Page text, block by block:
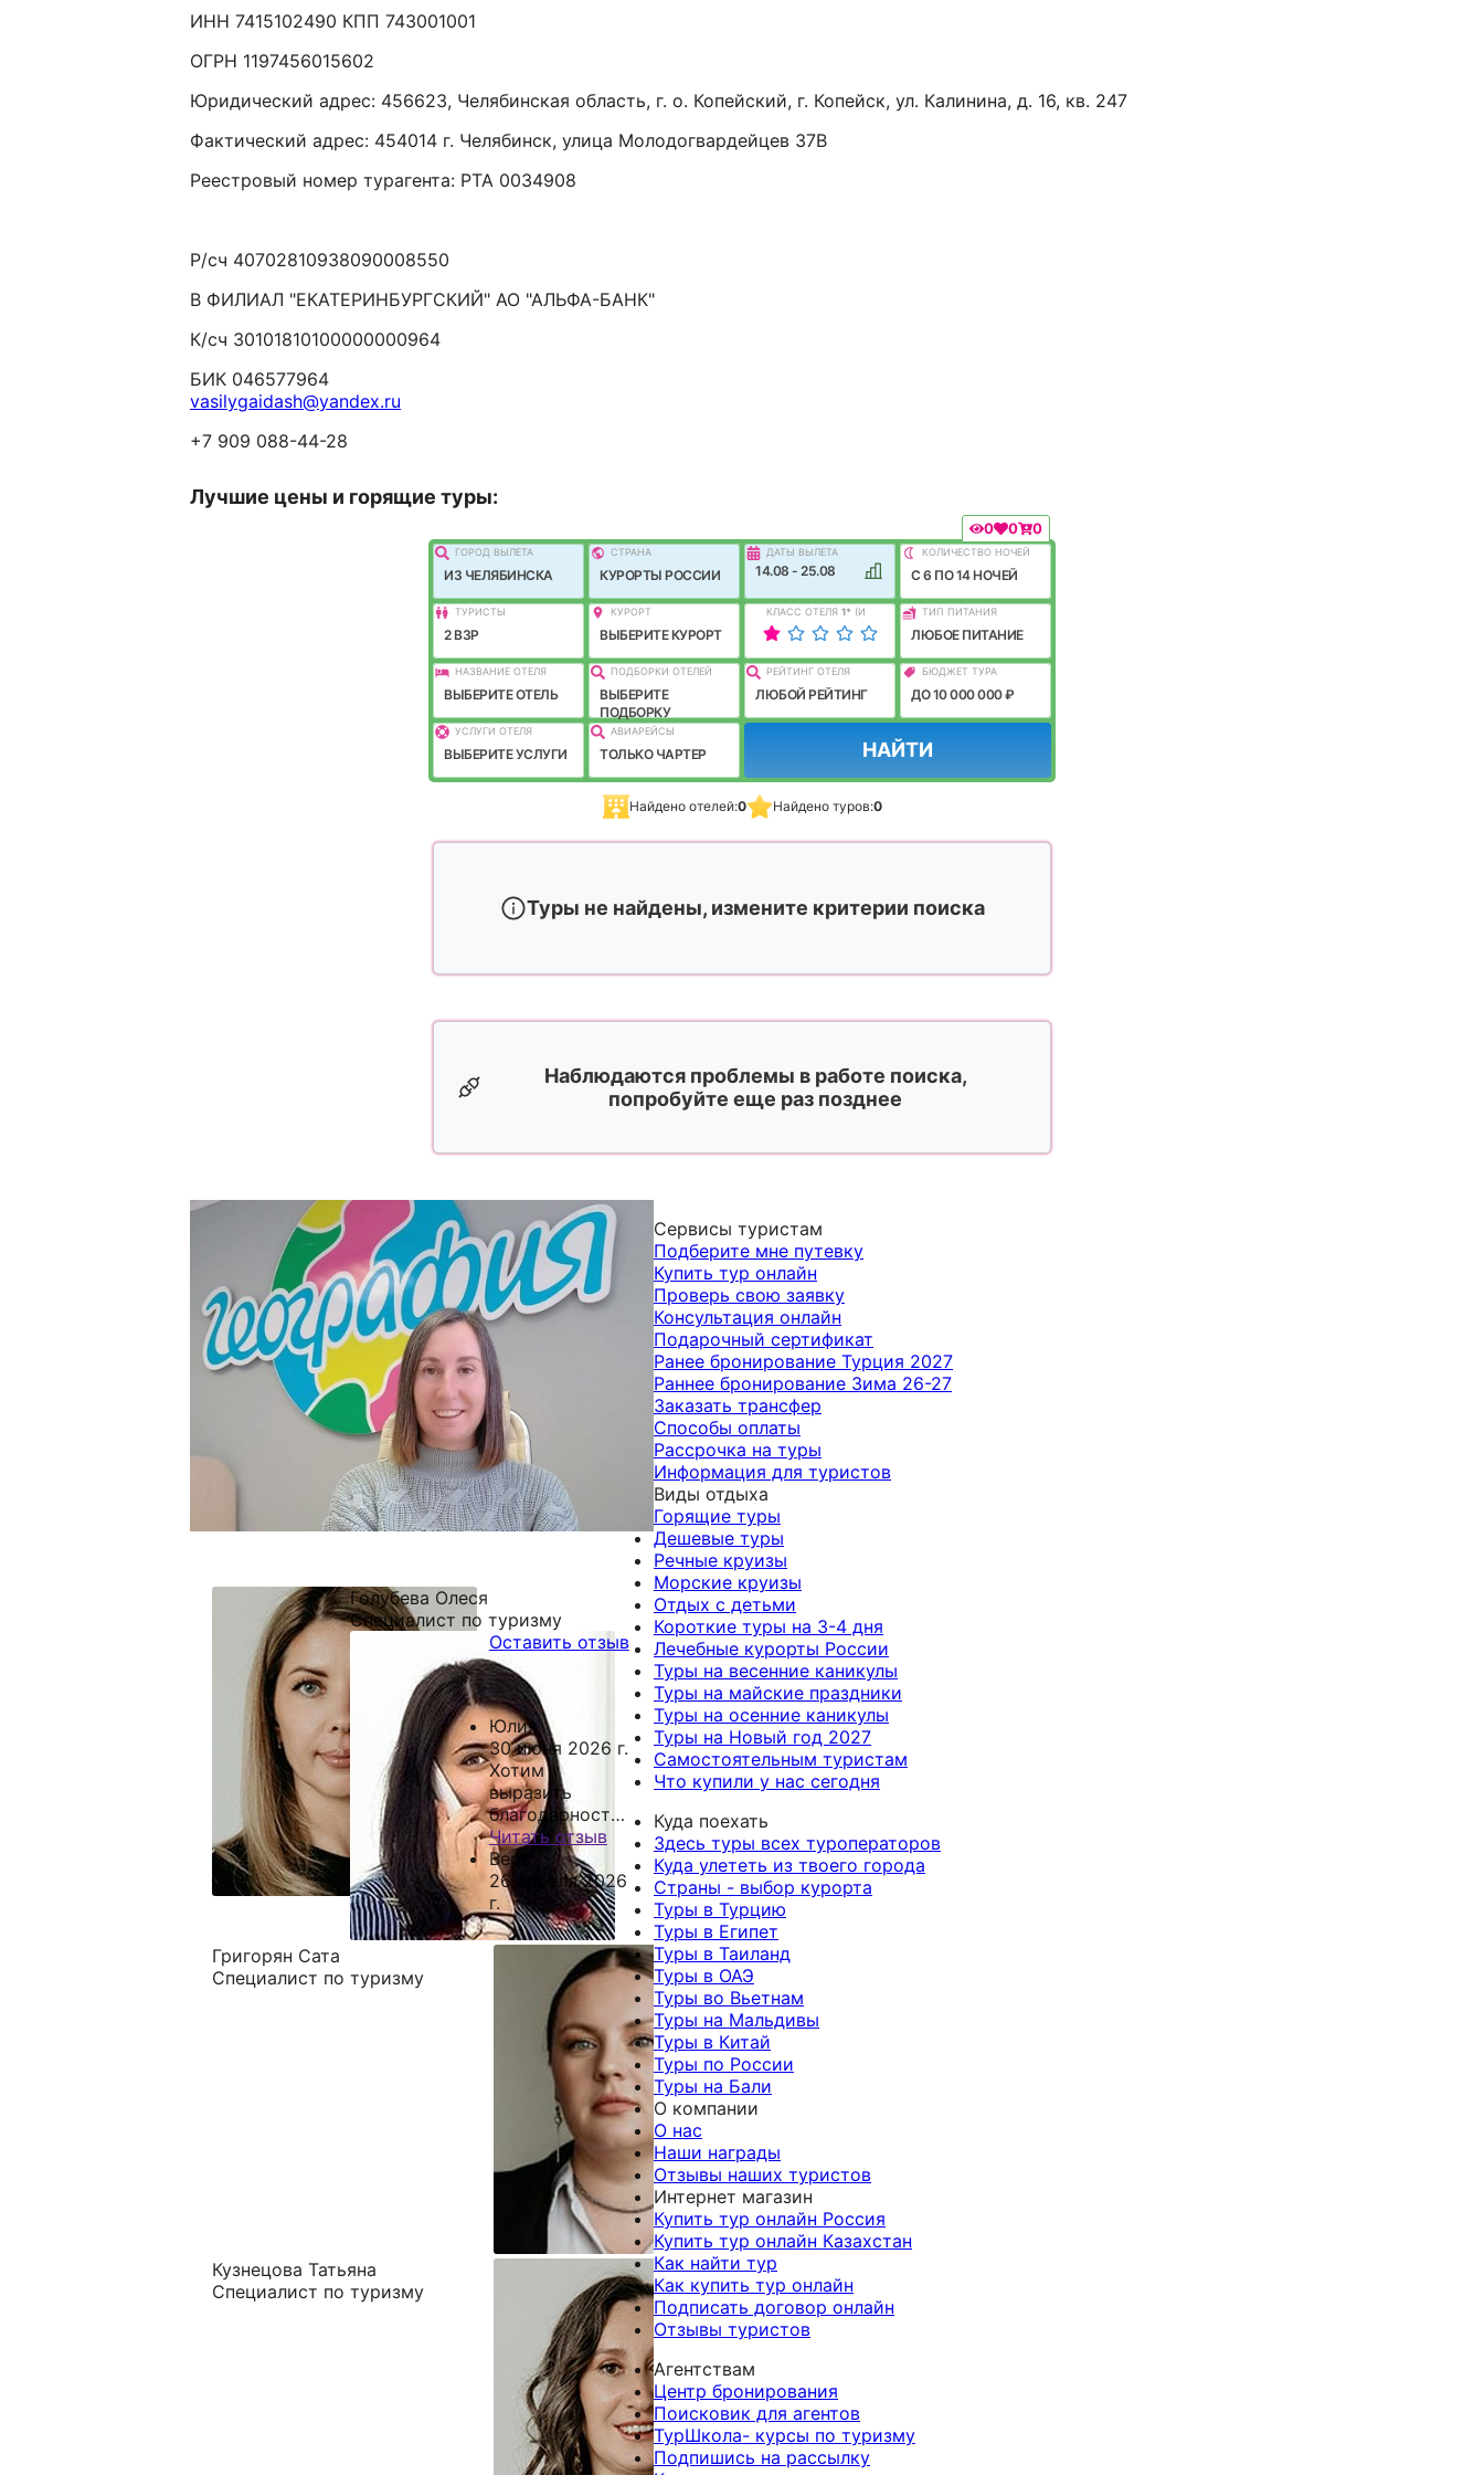
ИНН 7415102490 КПП 743001001
ОГРН 1197456015602
Юридический адрес: 456623, Челябинская область, г. о. Копейский, г. Копейск, ул. Калинина, д. 16, кв. 247
Фактический адрес: 454014 г. Челябинск, улица Молодогвардейцев 37В
Реестровый номер турагента: РТА 0034908
Р/сч 40702810938090008550
В ФИЛИАЛ "ЕКАТЕРИНБУРГСКИЙ" АО "АЛЬФА-БАНК"
К/сч 30101810100000000964
БИК 046577964
vasilygaidash@yandex.ru
+7 909 088-44-28
Лучшие цены и горящие туры:
0 0 0
ГОРОД ВЫЛEТА
ИЗ ЧЕЛЯБИНСКА
СТРАНА
КУРОРТЫ РОССИИ
ДАТЫ ВЫЛЕТА
14.08 - 25.08
КОЛИЧЕСТВО НОЧЕЙ
C 6 ПО 14 НОЧЕЙ
ТУРИСТЫ
2 ВЗР
КУРОРТ
ВЫБЕРИТЕ КУРОРТ
КЛАСС ОТЕЛЯ 1* (И
ЛУЧШЕ)
ТИП ПИТАНИЯ
ЛЮБОЕ ПИТАНИЕ
НАЗВАНИЕ ОТЕЛЯ
ВЫБЕРИТЕ ОТЕЛЬ
ПОДБОРКИ ОТЕЛЕЙ
ВЫБЕРИТЕ
ПОДБОРКУ
РЕЙТИНГ ОТЕЛЯ
ЛЮБОЙ РЕЙТИНГ
БЮДЖЕТ ТУРА
ДО 10 000 000 ₽
УСЛУГИ ОТЕЛЯ
ВЫБЕРИТЕ УСЛУГИ
АВИАРЕЙСЫ
ТОЛЬКО ЧАРТЕР НАЙТИ
Найдено отелей:0 Найдено туров:0
Туры не найдены, измените критерии поиска
Наблюдаются проблемы в работе поиска,
попробуйте еще раз позднее
Голубева Олеся
Специалист по туризму
Григорян Сата
Специалист по туризму
Кузнецова Татьяна
Специалист по туризму
Оставить отзыв
Юлия
30 июня 2026 г.
Хотим
выразить
благодарность
Олесе.
Забронированный
новый отель
перенесли дату
открытия, но
Олеся
моментально
решила вопрос
альтернативой.
Перебронировали
на прекрасный
отель в Сиде,
Diamond
Premium Hotel &
Spa 5 . Спасибо
большое за
организацию
отдыха, все
было на
высшем уровне.
Не хотелось
улетать.
Читать отзыв
Вера
26 апреля 2026
г.
Олеся,
добрый
день!
Египет
это
красивая
сказка!
Отдохнули
очень
хорошо,
абсолютно
всё
понравилось,
дети
в
восторге!
Мечтают
ещё
съездить.
Спасибо
за
организацию
и
помощь,
Сервисы туристам
Подберите мне путевку
Купить тур онлайн
Проверь свою заявку
Консультация онлайн
Подарочный сертификат
Ранее бронирование Турция 2027
Раннее бронирование Зима 26-27
Заказать трансфер
Способы оплаты
Рассрочка на туры
Информация для туристов
Виды отдыха
Горящие туры
Дешевые туры
Речные круизы
Морские круизы
Отдых с детьми
Короткие туры на 3-4 дня
Лечебные курорты России
Туры на весенние каникулы
Туры на майские праздники
Туры на осенние каникулы
Туры на Новый год 2027
Самостоятельным туристам
Что купили у нас сегодня
Куда поехать
Здесь туры всех туроператоров
Куда улететь из твоего города
Страны - выбор курорта
Туры в Турцию
Туры в Египет
Туры в Таиланд
Туры в ОАЭ
Туры во Вьетнам
Туры на Мальдивы
Туры в Китай
Туры по России
Туры на Бали
О компании
О нас
Наши награды
Отзывы наших туристов
Интернет магазин
Купить тур онлайн Россия
Купить тур онлайн Казахстан
Как найти тур
Как купить тур онлайн
Подписать договор онлайн
Отзывы туристов
Агентствам
Центр бронирования
Поисковик для агентов
ТурШкола- курсы по туризму
Подпишись на рассылку